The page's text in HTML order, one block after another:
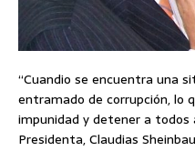
“Cuandio se encuentra una
entramado de corrupción, lo
impunidad y detener a todos
Presidenta, Claudias